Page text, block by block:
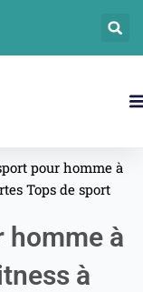
pour homme à
Tops de sport
homme à
à